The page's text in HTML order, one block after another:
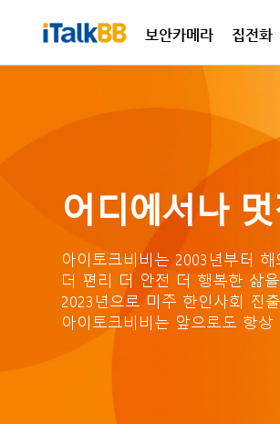
보안카메라 집전화
어디에서나
아이토크비비는 2003년부터
더 편리 더 안전 더 행복한 삶을
2023년으로 미주 한인사회 진출
아이토크비비는 앞으로도 항상